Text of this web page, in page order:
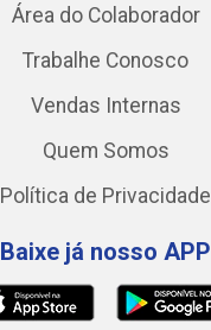
Área do Colaborador
Trabalhe Conosco
Vendas Internas
Quem Somos
Política de Privacidade
Baixe já nosso APP